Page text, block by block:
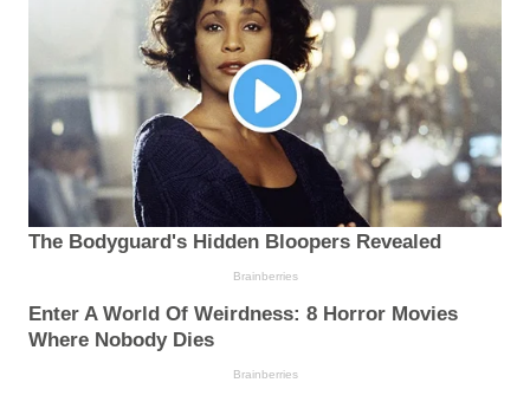
The Bodyguard's Hidden Bloopers Revealed
Brainberries
Enter A World Of Weirdness: 8 Horror Movies
Where Nobody Dies
Brainberries